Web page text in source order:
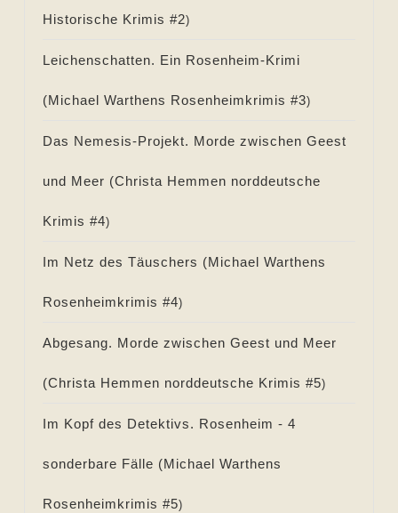
Historische Krimis #2)
Leichenschatten. Ein Rosenheim-Krimi
(Michael Warthens Rosenheimkrimis #3)
Das Nemesis-Projekt. Morde zwischen Geest
und Meer (Christa Hemmen norddeutsche
Krimis #4)
Im Netz des Täuschers (Michael Warthens
Rosenheimkrimis #4)
Abgesang. Morde zwischen Geest und Meer
(Christa Hemmen norddeutsche Krimis #5)
Im Kopf des Detektivs. Rosenheim - 4
sonderbare Fälle (Michael Warthens
Rosenheimkrimis #5)